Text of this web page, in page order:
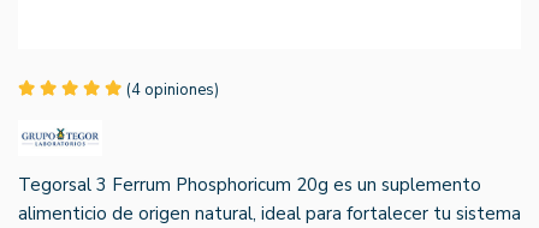
(4 opiniones)
Tegorsal 3 Ferrum Phosphoricum 20g es un suplemento
alimenticio de origen natural, ideal para fortalecer tu sistema